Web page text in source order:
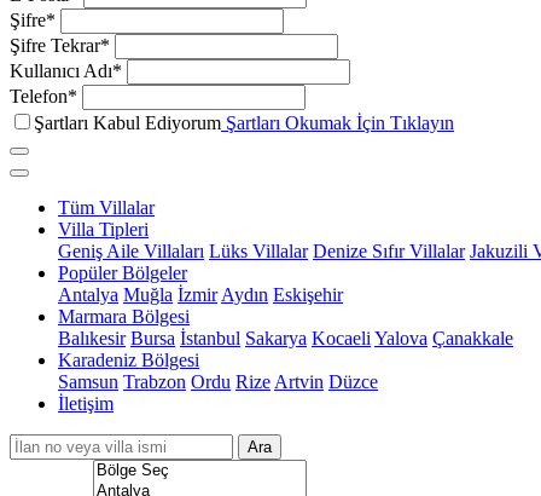
Şifre*
Şifre Tekrar*
Kullanıcı Adı*
Telefon*
Şartları Kabul Ediyorum Şartları Okumak İçin Tıklayın
Tüm Villalar
Villa Tipleri
Geniş Aile Villaları Lüks Villalar Denize Sıfır Villalar Jakuzili
Popüler Bölgeler
Antalya Muğla İzmir Aydın Eskişehir
Marmara Bölgesi
Balıkesir Bursa İstanbul Sakarya Kocaeli Yalova Çanakkale
Karadeniz Bölgesi
Samsun Trabzon Ordu Rize Artvin Düzce
İletişim
Ara